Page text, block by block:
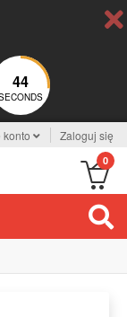
44
konto Zaloguj się
0